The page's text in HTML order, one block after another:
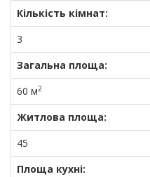
Кількість кімнат:
3
Загальна площа:
60 м2
Житлова площа:
45
Площа кухні: